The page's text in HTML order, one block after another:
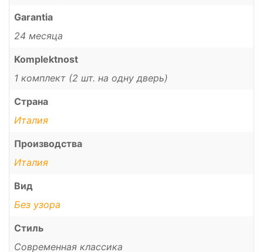
Garantia
24 месяца
Komplektnost
1 комплект (2 шт. на одну дверь)
Страна
Италия
Производства
Италия
Вид
Без узора
Стиль
Современная классика